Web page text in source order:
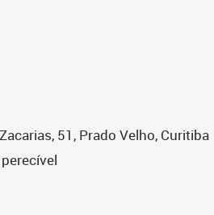
51, Prado Velho, Curitiba